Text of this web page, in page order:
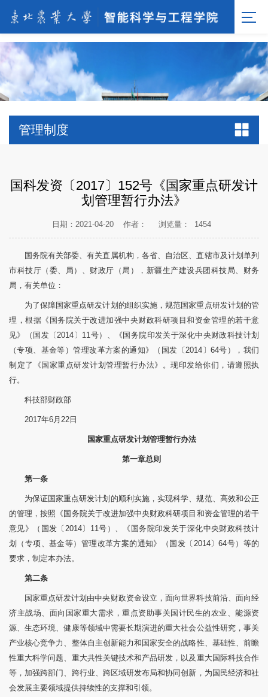
管理制度
国科发资〔2017〕152号《国家重点研发计
划管理暂行办法》
日期：2021-04-20 作者： 浏览量： 1454
国务院有关部委、有关直属机构，各省、自治区、直辖市及计划单列
市科技厅（委、局）、财政厅（局），新疆生产建设兵团科技局、财务
局，有关单位：
为了保障国家重点研发计划的组织实施，规范国家重点研发计划的管
理，根据《国务院关于改进加强中央财政科研项目和资金管理的若干意
见》（国发〔2014〕11号）、《国务院印发关于深化中央财政科技计划
（专项、基金等）管理改革方案的通知》（国发〔2014〕64号），我们
制定了《国家重点研发计划管理暂行办法》。现印发给你们，请遵照执
行。
科技部财政部
2017年6月22日
国家重点研发计划管理暂行办法
第一章总则
第一条
为保证国家重点研发计划的顺利实施，实现科学、规范、高效和公正
的管理，按照《国务院关于改进加强中央财政科研项目和资金管理的若干
意见》（国发〔2014〕11号）、《国务院印发关于深化中央财政科技计
划（专项、基金等）管理改革方案的通知》（国发〔2014〕64号）等的
要求，制定本办法。
第二条
国家重点研发计划由中央财政资金设立，面向世界科技前沿、面向经
济主战场、面向国家重大需求，重点资助事关国计民生的农业、能源资
源、生态环境、健康等领域中需要长期演进的重大社会公益性研究，事关
产业核心竞争力、整体自主创新能力和国家安全的战略性、基础性、前瞻
性重大科学问题、重大共性关键技术和产品研发，以及重大国际科技合作
等，加强跨部门、跨行业、跨区域研发布局和协同创新，为国民经济和社
会发展主要领域提供持续性的支撑和引领。